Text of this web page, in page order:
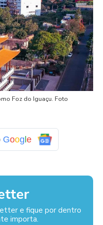
Foz do Iguaçu. Foto
Google
e fique por dentro
importa.